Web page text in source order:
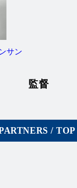
サン
監督
/ TOP